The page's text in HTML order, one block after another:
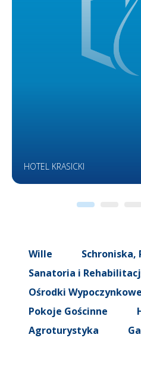
HOTEL KRASICKI
Wille
Sanatoria i
Ośrodki
Pokoje Gościnne
Agroturystyka